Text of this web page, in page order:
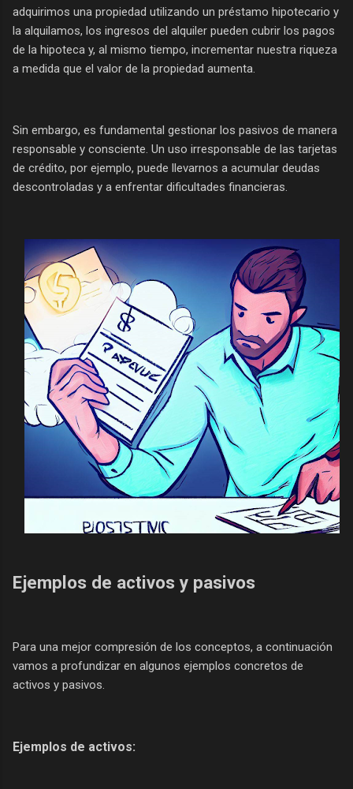
adquirimos una propiedad utilizando un préstamo hipotecario y
la alquilamos, los ingresos del alquiler pueden cubrir los pagos
de la hipoteca y, al mismo tiempo, incrementar nuestra riqueza
a medida que el valor de la propiedad aumenta.
Sin embargo, es fundamental gestionar los pasivos de manera
responsable y consciente. Un uso irresponsable de las tarjetas
de crédito, por ejemplo, puede llevarnos a acumular deudas
descontroladas y a enfrentar dificultades financieras.
Ejemplos de activos y pasivos
Para una mejor compresión de los conceptos, a continuación
vamos a profundizar en algunos ejemplos concretos de
activos y pasivos.
Ejemplos de activos: